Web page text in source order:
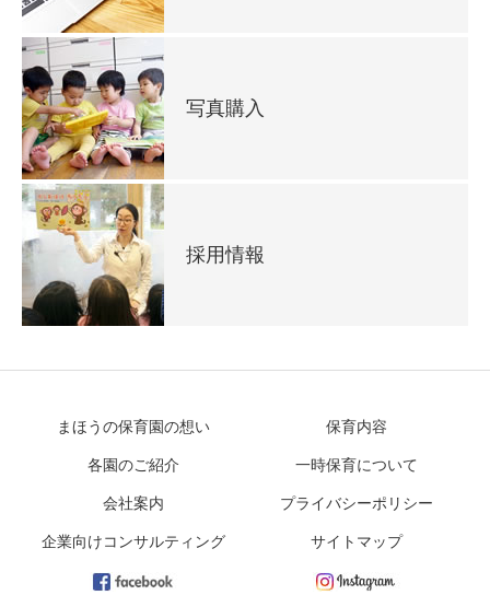
写真購入
採用情報
まほうの保育園の想い 保育内容
各園のご紹介 一時保育について
会社案内 プライバシーポリシー
企業向けコンサルティング サイトマップ